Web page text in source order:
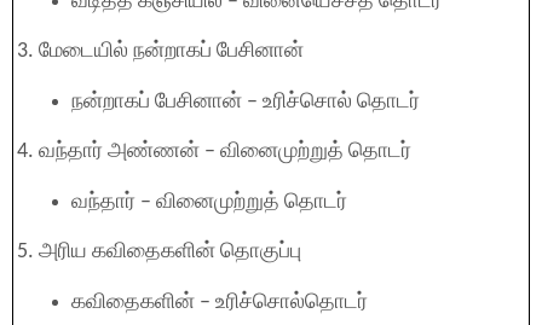
3. மேடையில் நன்றாகப் பேசினான்
நன்றாகப் பேசினான் – உரிச்சொல் தொடர்
4. வந்தார் அண்ணன் – வினைமுற்றுத் தொடர்
வந்தார் – வினைமுற்றுத் தொடர்
5. அரிய கவிதைகளின் தொகுப்பு
கவிதைகளின் – உரிச்சொல்தொடர்